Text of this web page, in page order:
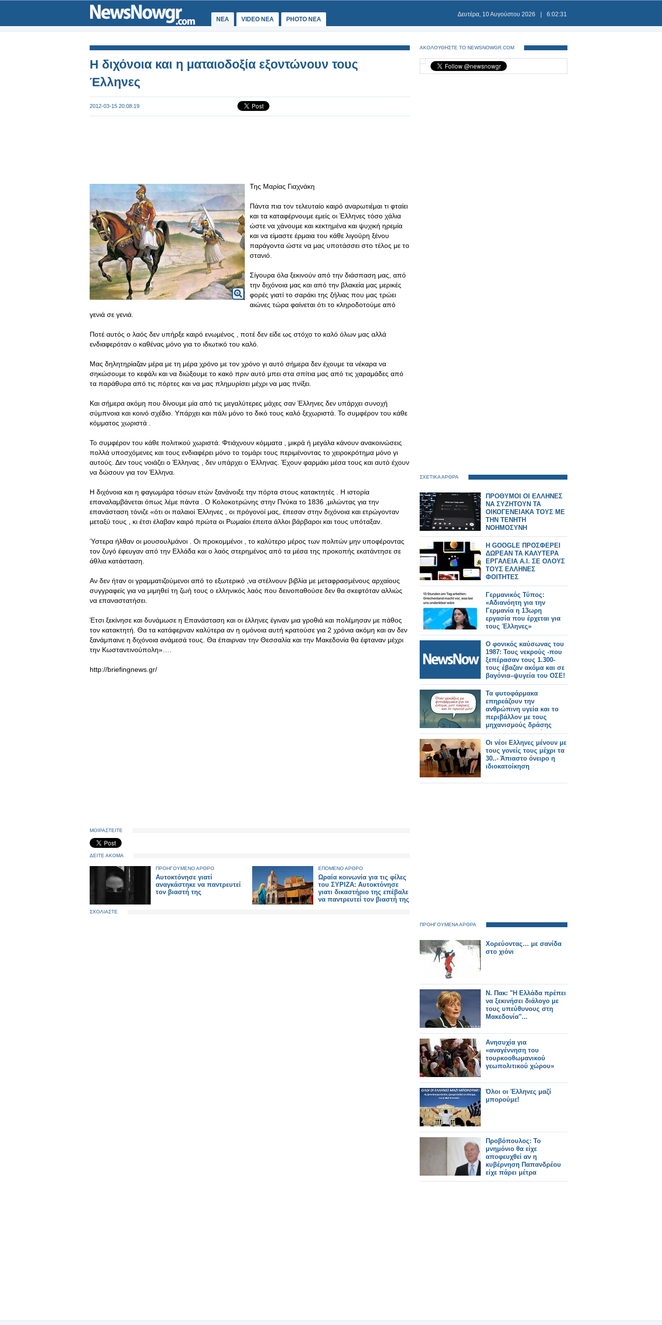
ΝΕΑ VIDEO NEA PHOTO NEA
Δευτέρα, 10 Αυγούστου 2026 6:02:31
Η διχόνοια και η ματαιοδοξία εξοντώνουν τους
Έλληνες
2012-03-15 20:08:19
Της Μαρίας Γιαχνάκη
Πάντα πια τον τελευταίο καιρό αναρωτιέμαι τι φταίει
και τα καταφέρνουμε εμείς οι Έλληνες τόσο χάλια
ώστε να χάνουμε και κεκτημένα και ψυχική ηρεμία
και να είμαστε έρμαια του κάθε λιγούρη ξένου
παράγοντα ώστε να μας υποτάσσει στο τέλος με το
στανιό.
Σίγουρα όλα ξεκινούν από την διάσπαση μας, από
την διχόνοια μας και από την βλακεία μας μερικές
φορές γιατί το σαράκι της ζήλιας που μας τρώει
αιώνες τώρα φαίνεται ότι το κληροδοτούμε από
γενιά σε γενιά.
Ποτέ αυτός ο λαός δεν υπήρξε καιρό ενωμένος , ποτέ δεν είδε ως στόχο το καλό όλων μας αλλά
ενδιαφερόταν ο καθένας μόνο για το ιδιωτικό του καλό.
Μας δηλητηρίαζαν μέρα με τη μέρα χρόνο με τον χρόνο γι αυτό σήμερα δεν έχουμε τα νέκαρα να
σηκώσουμε το κεφάλι και να διώξουμε το κακό πριν αυτό μπει στα σπίτια μας από τις χαραμάδες από
τα παράθυρα από τις πόρτες και να μας πλημυρίσει μέχρι να μας πνίξει.
Και σήμερα ακόμη που δίνουμε μία από τις μεγαλύτερες μάχες σαν Έλληνες δεν υπάρχει συνοχή
σύμπνοια και κοινό σχέδιο. Υπάρχει και πάλι μόνο το δικό τους καλό ξεχωριστά. Το συμφέρον του κάθε
κόμματος χωριστά .
Το συμφέρον του κάθε πολιτικού χωριστά. Φτιάχνουν κόμματα , μικρά ή μεγάλα κάνουν ανακοινώσεις
πολλά υποσχόμενες και τους ενδιαφέρει μόνο το τομάρι τους περιμένοντας το χειροκρότημα μόνο γι
αυτούς. Δεν τους νοιάζει ο Έλληνας , δεν υπάρχει ο Έλληνας. Έχουν φαρμάκι μέσα τους και αυτό έχουν
να δώσουν για τον Έλληνα.
Η διχόνοια και η φαγωμάρα τόσων ετών ξανάνοιξε την πόρτα στους κατακτητές . Η ιστορία
επαναλαμβάνεται όπως λέμε πάντα . Ο Κολοκοτρώνης στην Πνύκα το 1836 ,μιλώντας για την
επανάσταση τόνιζε «ότι οι παλαιοί Έλληνες , οι πρόγονοί μας, έπεσαν στην διχόνοια και ετρώγονταν
μεταξύ τους , κι έτσι έλαβαν καιρό πρώτα οι Ρωμαίοι έπειτα άλλοι βάρβαροι και τους υπόταξαν.
Ύστερα ήλθαν οι μουσουλμάνοι . Οι προκομμένοι , το καλύτερο μέρος των πολιτών μην υποφέροντας
τον ζυγό έφευγαν από την Ελλάδα και ο λαός στερημένος από τα μέσα της προκοπής εκατάντησε σε
άθλια κατάσταση.
Αν δεν ήταν οι γραμματιζούμενοι από το εξωτερικό ,να στέλνουν βιβλία με μεταφρασμένους αρχαίους
συγγραφείς για να μιμηθεί τη ζωή τους ο ελληνικός λαός που δεινοπαθούσε δεν θα σκεφτόταν αλλιώς
να επαναστατήσει.
Έτσι ξεκίνησε και δυνάμωσε η Επανάσταση και οι έλληνες έγιναν μια γροθιά και πολέμησαν με πάθος
τον κατακτητή. Θα τα κατάφερναν καλύτερα αν η ομόνοια αυτή κρατούσε για 2 χρόνια ακόμη και αν δεν
ξανάμπαινε η διχόνοια ανάμεσά τους. Θα έπαιρναν την Θεσσαλία και την Μακεδονία θα έφταναν μέχρι
την Κωσταντινούπολη»….
http://briefingnews.gr/
ΜΟΙΡΑΣΤΕΙΤΕ
ΔΕΙΤΕ ΑΚΟΜΑ
ΠΡΟΗΓΟΥΜΕΝΟ ΑΡΘΡΟ
Αυτοκτόνησε γιατί
αναγκάστηκε να παντρευτεί
τον βιαστή της
ΕΠΟΜΕΝΟ ΑΡΘΡΟ
Ωραία κοινωνία για τις φίλες
του ΣΥΡΙΖΑ: Αυτοκτόνησε
γιατι δικαστήριο της επέβαλε
να παντρευτεί τον βιαστή της
ΣΧΟΛΙΑΣΤΕ
ΑΚΟΛΟΥΘΗΣΤΕ ΤΟ NEWSNOWGR.COM
ΣΧΕΤΙΚΑ ΑΡΘΡΑ
ΠΡΟΘΥΜΟΙ ΟΙ ΕΛΛΗΝΕΣ
ΝΑ ΣΥΖΗΤΟΥΝ ΤΑ
ΟΙΚΟΓΕΝΕΙΑΚΑ ΤΟΥΣ ΜΕ
ΤΗΝ ΤΕΝΗΤΗ
ΝΟΗΜΟΣΥΝΗ
H GOOGLE ΠΡΟΣΦΕΡΕΙ
ΔΩΡΕΑΝ ΤΑ ΚΑΛΥΤΕΡΑ
ΕΡΓΑΛΕΙΑ Α.Ι. ΣΕ ΟΛΟΥΣ
ΤΟΥΣ ΕΛΛΗΝΕΣ
ΦΟΙΤΗΤΕΣ
Γερμανικός Τύπος:
«Αδιανόητη για την
Γερμανία η 13ωρη
εργασία που έρχεται για
τους Έλληνες»
Ο φονικός καύσωνας του
1987: Τους νεκρούς -που
ξεπέρασαν τους 1.300-
τους έβαζαν ακόμα και σε
βαγόνια–ψυγεία του ΟΣΕ!
Τα φυτοφάρμακα
επηρεάζουν την
ανθρώπινη υγεία και το
περιβάλλον με τους
μηχανισμούς δράσης
τους και αποτελούν
κίνδυνο για τους
επικονιαστές
Οι νέοι Ελληνες μένουν με
τους γονείς τους μέχρι τα
30..- Άπιαστο όνειρο η
ιδιοκατοίκηση
ΠΡΟΗΓΟΥΜΕΝΑ ΑΡΘΡΑ
Χορεύοντας… με σανίδα
στο χιόνι
Ν. Πακ: "Η Ελλάδα πρέπει
να ξεκινήσει διάλογο με
τους υπεύθυνους στη
Μακεδονία"...
Ανησυχία για
«αναγέννηση του
τουρκοοθωμανικού
γεωπολιτικού χώρου»
Όλοι οι Έλληνες μαζί
μπορούμε!
Προβόπουλος: Το
μνημόνιο θα είχε
αποφευχθεί αν η
κυβέρνηση Παπανδρέου
είχε πάρει μέτρα